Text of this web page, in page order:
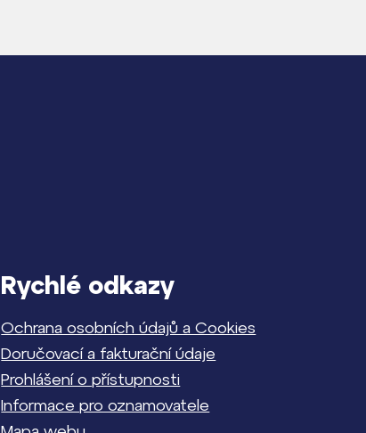
Rychlé odkazy
Ochrana osobních údajů a Cookies
Doručovací a fakturační údaje
Prohlášení o přístupnosti
Informace pro oznamovatele